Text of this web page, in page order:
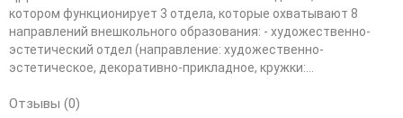
котором функционирует 3 отдела, которые охватывают 8
направлений внешкольного образования: - художественно-
эстетический отдел (направление: художественно-
эстетическое, декоративно-прикладное, кружки:...
Отзывы (0)